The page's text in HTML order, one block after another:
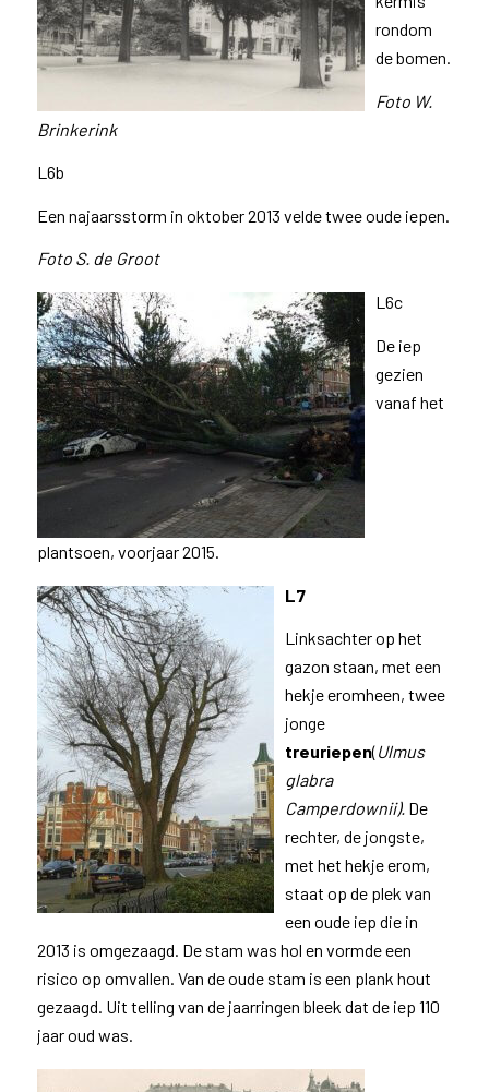
rondom
de bomen.
Foto W.
Brinkerink
L6b
Een najaarsstorm in oktober 2013 velde twee oude iepen.
Foto S. de Groot
L6c
De iep
gezien
vanaf het
plantsoen, voorjaar 2015.
L7
Linksachter op het
gazon staan, met een
hekje eromheen, twee
jonge
treuriepen(Ulmus
glabra
Camperdownii). De
rechter, de jongste,
met het hekje erom,
staat op de plek van
een oude iep die in
2013 is omgezaagd. De stam was hol en vormde een
risico op omvallen. Van de oude stam is een plank hout
gezaagd. Uit telling van de jaarringen bleek dat de iep 110
jaar oud was.